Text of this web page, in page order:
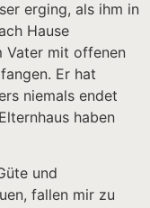
erging, als ihm in
Hause
Vater mit offenen
Er hat
niemals endet
haben
und
fallen mir zu